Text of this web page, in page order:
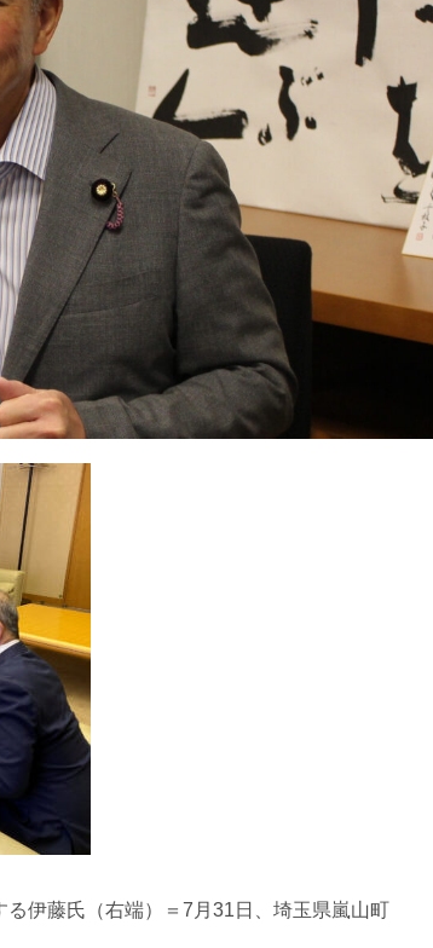
る伊藤氏（右端）＝7月31日、埼玉県嵐山町